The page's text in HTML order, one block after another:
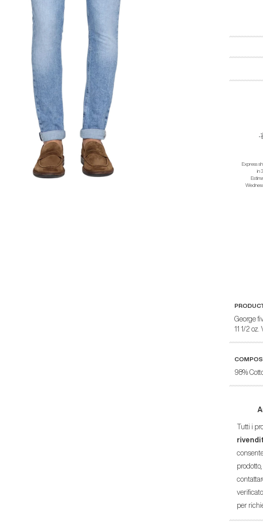
Express
in
George
11 1/2
98%
Tutti i
per